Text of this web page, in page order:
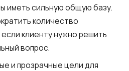
иметь сильную общую базу.
количество
клиенту нужно решить
вопрос.
и прозрачные цели для